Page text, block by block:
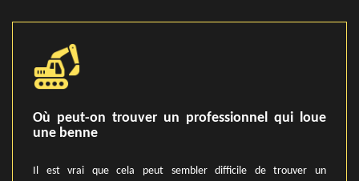
Où peut-on trouver un professionnel qui loue
une benne
Il est vrai que cela peut sembler difficile de trouver un